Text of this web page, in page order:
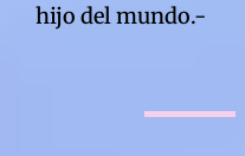
hijo del mundo.-